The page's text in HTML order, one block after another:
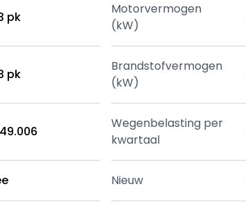
pk
Motorvermogen
(kW)
pk
Brandstofvermogen
(kW)
Wegenbelasting per
kwartaal
Nieuw